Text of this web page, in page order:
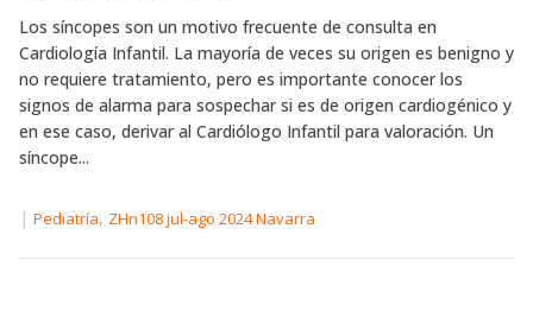
Los síncopes son un motivo frecuente de consulta en
Cardiología Infantil. La mayoría de veces su origen es benigno y
no requiere tratamiento, pero es importante conocer los
signos de alarma para sospechar si es de origen cardiogénico y
en ese caso, derivar al Cardiólogo Infantil para valoración. Un
síncope...
| Pediatría, ZHn108 jul-ago 2024 Navarra